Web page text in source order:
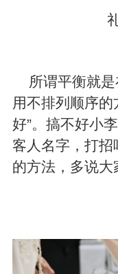
所谓平衡就是
用不排列顺序
好”。搞不好小
客人名字，打
的方法，多说